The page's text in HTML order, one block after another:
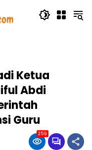
Ketua
Abdi
Guru
259